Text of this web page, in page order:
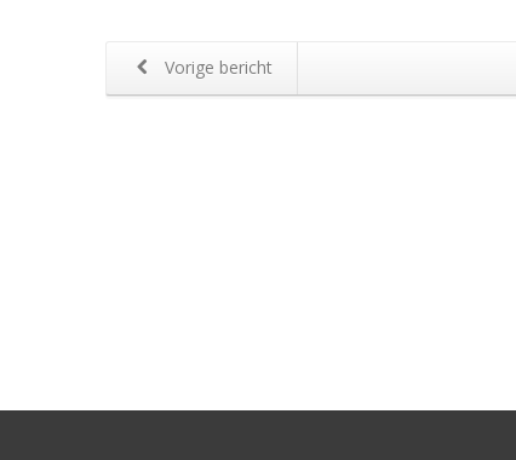
Vorige bericht